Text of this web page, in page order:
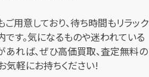
用意しており、待ち時間もリラック
す。気になるものや迷われている
あれば、ぜひ高価買取、査定無料の
軽にお持ちください!